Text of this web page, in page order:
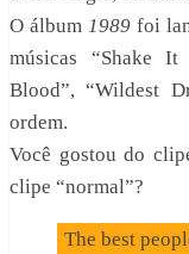
O álbum 1989 foi
músicas “Shake It
Blood”, “Wildest
ordem.
Você gostou do
clipe “normal”?
The best